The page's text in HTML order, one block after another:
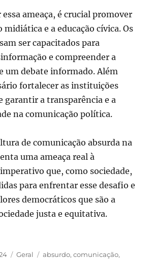
ameaça, é crucial promover
midiática e a educação cívica. Os
ser capacitados para
e compreender a
um debate informado. Além
fortalecer as instituições
garantir a transparência e a
na comunicação política.
de comunicação absurda na
uma ameaça real à
que, como sociedade,
para enfrentar esse desafio e
democráticos que são a
justa e equitativa.
Categorias
Geral Tags
absurdo,comunicação,